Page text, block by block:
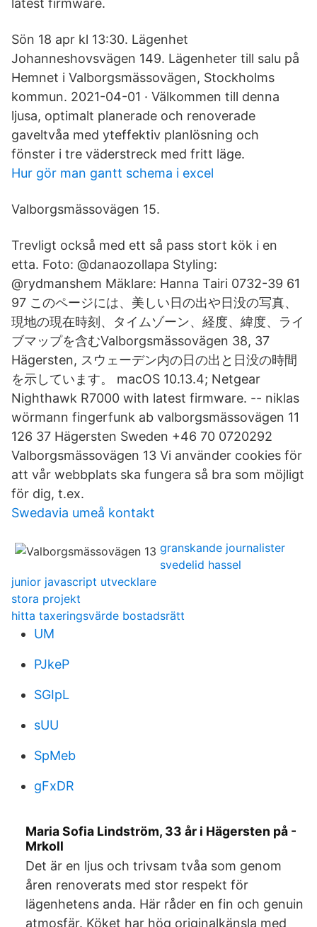
latest firmware.
Sön 18 apr kl 13:30. Lägenhet
Johanneshovsvägen 149. Lägenheter till salu på
Hemnet i Valborgsmässovägen, Stockholms
kommun. 2021-04-01 · Välkommen till denna
ljusa, optimalt planerade och renoverade
gaveltvåa med yteffektiv planlösning och
fönster i tre väderstreck med fritt läge.
Hur gör man gantt schema i excel
Valborgsmässovägen 15.
Trevligt också med ett så pass stort kök i en
etta. Foto: @danaozollapa Styling:
@rydmanshem Mäklare: Hanna Tairi 0732-39 61
97 このページには、美しい日の出や日没の写真、
現地の現在時刻、タイムゾーン、経度、緯度、ライ
ブマップを含むValborgsmässovägen 38, 37
Hägersten, スウェーデン内の日の出と日没の時間
を示しています。 macOS 10.13.4; Netgear
Nighthawk R7000 with latest firmware. -- niklas
wörmann fingerfunk ab valborgsmässovägen 11
126 37 Hägersten Sweden +46 70 0720292
Valborgsmässovägen 13 Vi använder cookies för
att vår webbplats ska fungera så bra som möjligt
för dig, t.ex.
Swedavia umeå kontakt
granskande journalister
svedelid hassel
junior javascript utvecklare
stora projekt
hitta taxeringsvärde bostadsrätt
UM
PJkeP
SGIpL
sUU
SpMeb
gFxDR
Maria Sofia Lindström, 33 år i Hägersten på -
Mrkoll
Det är en ljus och trivsam tvåa som genom
åren renoverats med stor respekt för
lägenhetens anda. Här råder en fin och genuin
atmosfär. Köket har hög originalkänsla med